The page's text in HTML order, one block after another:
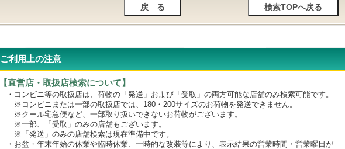
ご利用上の注意
【直営店・取扱店検索について】
・コンビニ等の取扱店は、荷物の「発送」および「受取」の両方可能な店舗のみ検索可能です。
※コンビニまたは一部の取扱店では、180・200サイズのお荷物を発送できません。
※クール宅急便など、一部取り扱いできないお荷物がございます。
※一部、「受取」のみの店舗もございます。
※「発送」のみの店舗検索は現在準備中です。
・お盆・年末年始の休業や臨時休業、一時的な改装等により、表示結果の営業時間・営業曜日が